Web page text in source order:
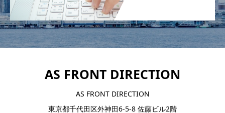
AS FRONT DIRECTION
AS FRONT DIRECTION
東京都千代田区外神田6-5-8 佐藤ビル2階